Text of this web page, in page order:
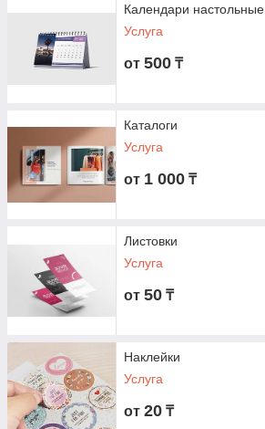
Календари настольные
Услуга
от 500 ₸
Каталоги
Услуга
от 1 000 ₸
Листовки
Услуга
от 50 ₸
Наклейки
Услуга
от 20 ₸